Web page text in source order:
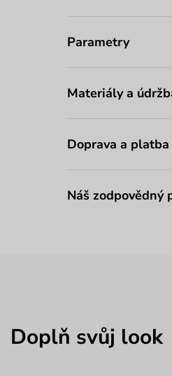
Parametry
Materiály a
Doprava a platba
Náš zodpovědný
Doplň svůj look